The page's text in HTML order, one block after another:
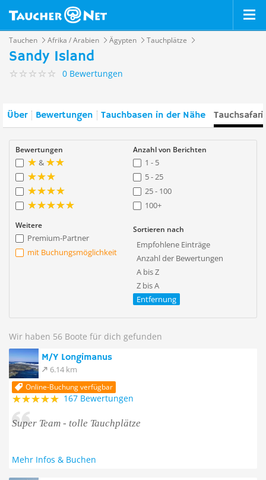
Tauchen Afrika / Arabien Ägypten Tauchplätze
Sandy Island
0 Bewertungen
Über Bewertungen Tauchbasen in der Nähe
Bewertungen
&
Anzahl von Berichten
1 - 5
5 - 25
25 - 100
100+
Weitere
Premium-Partner
mit Buchungsmöglichkeit
Sortieren nach
Empfohlene Einträge
Anzahl der Bewertungen
A bis Z
Z bis A
Entfernung
Wir haben 56 Boote für dich gefunden
M/Y Longimanus
6.14 km
Online-Buchung verfügbar
167 Bewertungen
Super Team - tolle Tauchplätze
Mehr Infos & Buchen